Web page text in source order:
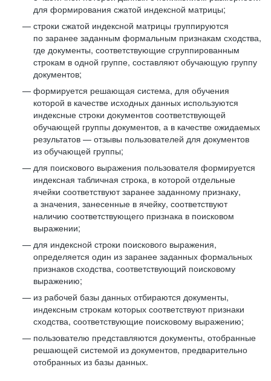
для формирования сжатой индексной матрицы;
строки сжатой индексной матрицы группируются
по заранее заданным формальным признакам сходства,
где документы, соответствующие сгруппированным
строкам в одной группе, составляют обучающую группу
документов;
формируется решающая система, для обучения
которой в качестве исходных данных используются
индексные строки документов соответствующей
обучающей группы документов, а в качестве ожидаемых
результатов — отзывы пользователей для документов
из обучающей группы;
для поискового выражения пользователя формируется
индексная табличная строка, в которой отдельные
ячейки соответствуют заранее заданному признаку,
а значения, занесенные в ячейку, соответствуют
наличию соответствующего признака в поисковом
выражении;
для индексной строки поискового выражения,
определяется один из заранее заданных формальных
признаков сходства, соответствующий поисковому
выражению;
из рабочей базы данных отбираются документы,
индексным строкам которых соответствуют признаки
сходства, соответствующие поисковому выражению;
пользователю представляются документы, отобранные
решающей системой из документов, предварительно
отобранных из базы данных.